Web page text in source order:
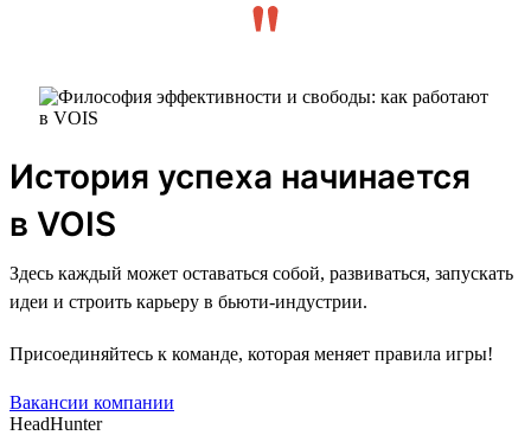
История успеха начинается
в VOIS
Здесь каждый может оставаться собой, развиваться, запускать
идеи и строить карьеру в бьюти-индустрии.
Присоединяйтесь к команде, которая меняет правила игры!
Вакансии компании
HeadHunter